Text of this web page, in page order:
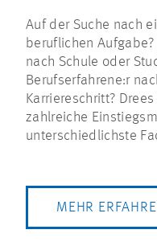
Auf der Suche nach
beruflichen
nach Schule oder
Berufserfahrene:r
Karriereschritt?
zahlreiche
unterschiedlichste
MEHR